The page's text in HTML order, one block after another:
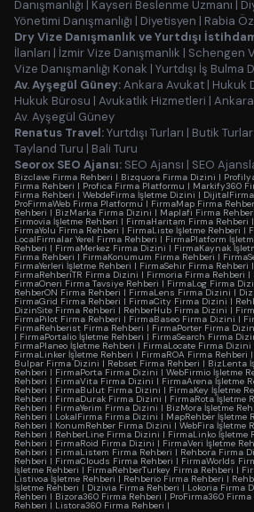
Danışmanlığı | Kayseri Beslenme Uzmanı |
Yönetimi Danışmanlığı | Diyetisyen | Rabia
Dry Vize Danışmanlık ve Yurtdışı
İlanları | İzmir Vize Danışmanlık | Schengen
Vize Danışmanlığı Konak | Yurtdışı İş Bulma
Av. Ayşegül Güney:Ankara Avukat | Hukuk
Hukuk Bürosu | Avukatlık Hizmetleri | Ankara
Av. Ayşegül Güney
Renatus Travel:Yurtdışı Turları | Butik Turlar
Tayland Turu | Bali Turu
Seorox SEO Ajansı: SEO Ajansı | SEO
Bizclave Firma Rehberi | Bizquora Firma Dizini |
Firma Rehberi | Profica Firma Platformu | Markify360
Firma Rehberi | WebdeFirma İşletme Dizini |
ProFirmaWeb Firma Platformu | FirmaMap Firma
Rehberi | BizMarka Firma Dizini | Maplafi Firma Rehberi
Firmovia İşletme Rehberi | FirmaHaritam Firma Rehberi |
FirmaYolu Firma Rehberi | FirmaListe İşletme Rehberi |
LocalFirmalar Yerel Firma Rehberi | FirmaPlatform
Rehberi | FirmaMerkez Firma Dizini | FirmaKaynak
Firma Rehberi | FirmaKonumum Firma Rehberi |
FirmaYerleri İşletme Rehberi | FirmaSehir Firma Rehberi |
FirmaRehberiTR Firma Dizini | Firmoria Firma Rehberi |
FirmaOneri Firma Tavsiye Rehberi | FirmaLog Firma
RehberON Firma Rehberi | FirmaLens Firma Dizini |
FirmaGrid Firma Rehberi | FirmaCity Firma Dizini |
DizinSite Firma Rehberi | RehberHub Firma Dizini |
FirmaPilot Firma Rehberi | FirmaBaseo Firma Dizini |
FirmaRehberist Firma Rehberi | FirmaPorter Firma
| FirmaPortalio İşletme Rehberi | FirmaSearch Firma
FirmaPlaneo İşletme Rehberi | FirmaLocate Firma Dizini
FirmaLinker İşletme Rehberi | FirmaROA Firma Rehberi |
Bulpar Firma Dizini | Rebset Firma Rehberi | BizLenta
Rehberi | FirmaPorta Firma Dizini | WebFirmio İşletme
Rehberi | FirmaVita Firma Dizini | FirmaArena İşletme
Rehberi | FirmaBulut Firma Dizini | FirmaKey İşletme
Rehberi | FirmaDurak Firma Dizini | FirmaRota İşletme
Rehberi | FirmaYerim Firma Dizini | BizMora İşletme
Rehberi | LokalFirma Firma Dizini | MapRehber İşletme
Rehberi | KonumRehber Firma Dizini | WebFira İşletme
Rehberi | RehberLine Firma Dizini | FirmaLinko İşletme
Rehberi | FirmaRoid Firma Dizini | FirmaVeri İşletme
Rehberi | FirmaListem Firma Rehberi | Rehbora Firma
Rehberi | FirmaClouds Firma Rehberi | FirmaWorlds
İşletme Rehberi | FirmaRehberTurkey Firma Rehberi |
Listivoa İşletme Rehberi | Rehberio Firma Rehberi |
İşletme Rehberi | Dizivia Firma Rehberi | Lokoria Firma
Rehberi | Bizora360 Firma Rehberi | ProFirma360
Rehberi | Listora360 Firma Rehberi |